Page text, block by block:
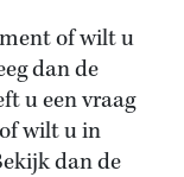
of wilt u
dan de
u een vraag
wilt u in
dan de